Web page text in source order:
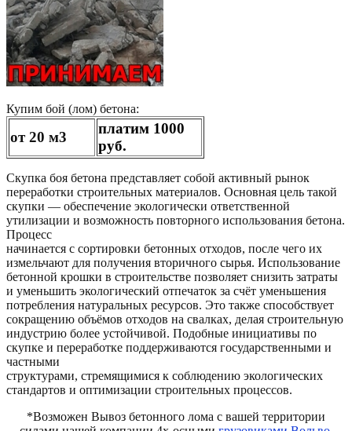
Купим бой (лом) бетона:
от 20 м3
платим 1000
руб.
Скупка боя бетона представляет собой активный рынок
переработки строительных материалов. Основная цель такой
скупки — обеспечение экологически ответственной
утилизации и возможность повторного использования бетона.
Процесс
начинается с сортировки бетонных отходов, после чего их
измельчают для получения вторичного сырья. Использование
бетонной крошки в строительстве позволяет снизить затраты
и уменьшить экологический отпечаток за счёт уменьшения
потребления натуральных ресурсов. Это также способствует
сокращению объёмов отходов на свалках, делая строительную
индустрию более устойчивой. Подобные инициативы по
скупке и переработке поддерживаются государственными и
частными
структурами, стремящимися к соблюдению экологических
стандартов и оптимизации строительных процессов.
*Возможен Вывоз бетонного лома с вашей территории